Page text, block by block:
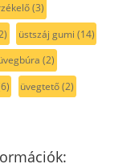
(3)
üstszáj gumi (14)
(2)
üvegtető(2)